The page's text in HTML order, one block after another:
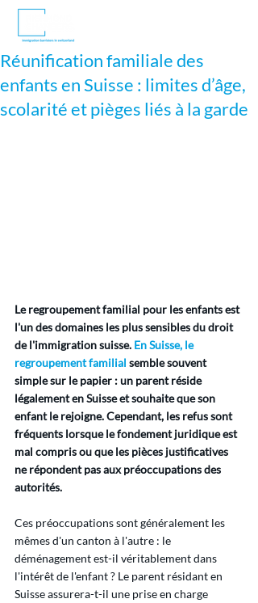
Réunification familiale des
enfants en Suisse : limites d’âge,
scolarité et pièges liés à la garde
Le regroupement familial pour les enfants est
l'un des domaines les plus sensibles du droit
de l'immigration suisse. En Suisse, le
regroupement familial semble souvent
simple sur le papier : un parent réside
légalement en Suisse et souhaite que son
enfant le rejoigne. Cependant, les refus sont
fréquents lorsque le fondement juridique est
mal compris ou que les pièces justificatives
ne répondent pas aux préoccupations des
autorités.
Ces préoccupations sont généralement les
mêmes d'un canton à l'autre : le
déménagement est-il véritablement dans
l'intérêt de l'enfant ? Le parent résidant en
Suisse assurera-t-il une prise en charge